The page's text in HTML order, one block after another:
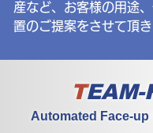
産など、お客様の用途
置のご提案をさせて頂き
Automated Face-up
TEAM-